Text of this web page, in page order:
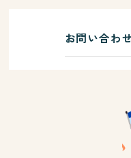
お問い合わ